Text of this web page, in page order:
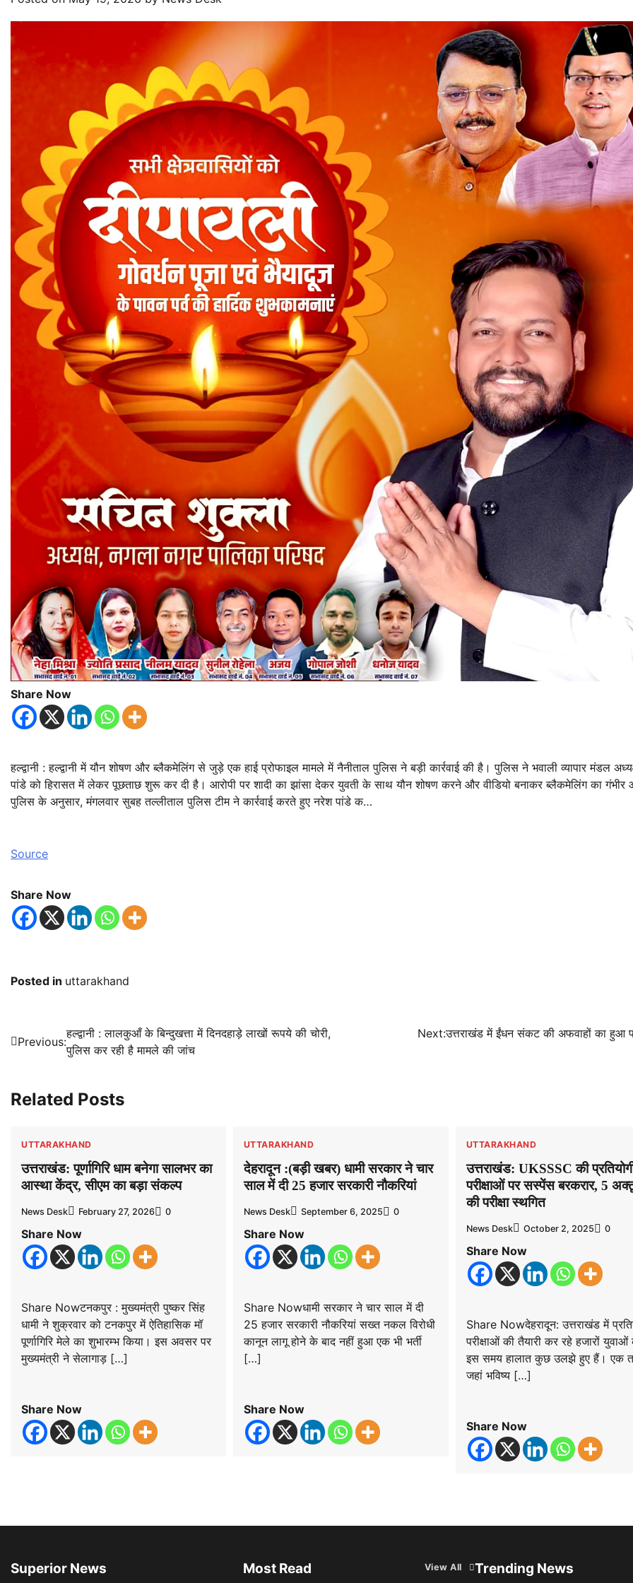
Share Now
हल्द्वानी : हल्द्वानी में यौन शोषण और ब्लैकमेलिंग से जुड़े एक हाई प्रोफाइल मामले में नैनीताल पुलिस ने बड़ी कार्रवाई की है। पुलिस ने भवाली व्यापार मंडल
पांडे को हिरासत में लेकर पूछताछ शुरू कर दी है। आरोपी पर शादी का झांसा देकर युवती के साथ यौन शोषण करने और वीडियो बनाकर ब्लैकमेलिंग का गंभीर
पुलिस के अनुसार, मंगलवार सुबह तल्लीताल पुलिस टीम ने कार्रवाई करते हुए नरेश पांडे क…
Source
Share Now
Posted in uttarakhand
Post
navigation
Previous:
हल्द्वानी : लालकुआँ के बिन्दुखत्ता में दिनदहाड़े लाखों रूपये की चोरी,
पुलिस कर रही है मामले की जांच
Next:उत्तराखंड में ईंधन संकट की अफवाहों का हुआ
Related Posts
UTTARAKHAND
उत्तराखंड: पूर्णागिरि धाम बनेगा सालभर का
आस्था केंद्र, सीएम का बड़ा संकल्प
News Desk February 27, 2026 0
Share Now
Share Nowटनकपुर : मुख्यमंत्री पुष्कर सिंह
धामी ने शुक्रवार को टनकपुर में ऐतिहासिक मॉ
पूर्णागिरि मेले का शुभारम्भ किया। इस अवसर पर
मुख्यमंत्री ने सेलागाड़ […]
Share Now
UTTARAKHAND
देहरादून :(बड़ी खबर) धामी सरकार ने चार
साल में दी 25 हजार सरकारी नौकरियां
News Desk September 6, 2025 0
Share Now
Share Nowधामी सरकार ने चार साल में दी
25 हजार सरकारी नौकरियां सख्त नकल विरोधी
कानून लागू होने के बाद नहीं हुआ एक भी भर्ती
[…]
Share Now
UTTARAKHAND
उत्तराखंड: UKSSSC की
परीक्षाओं पर सस्पेंस बरकरार, 5
की परीक्षा स्थगित
News Desk October 2, 2025 0
Share Now
Share Nowदेहरादून: उत्तराखंड में
परीक्षाओं की तैयारी कर रहे हजारों
इस समय हालात कुछ उलझे हुए हैं। एक
जहां भविष्य […]
Share Now
Superior News Most Read View All Trending News